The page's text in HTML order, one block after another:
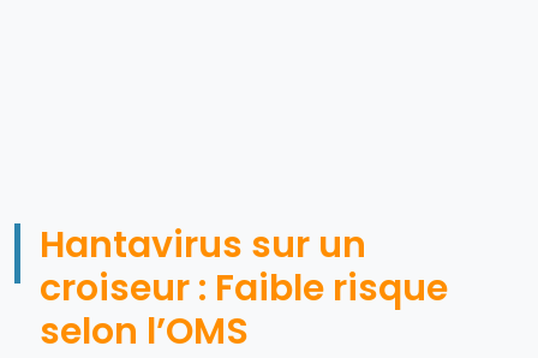
Hantavirus sur un
croiseur : Faible risque
selon l’OMS